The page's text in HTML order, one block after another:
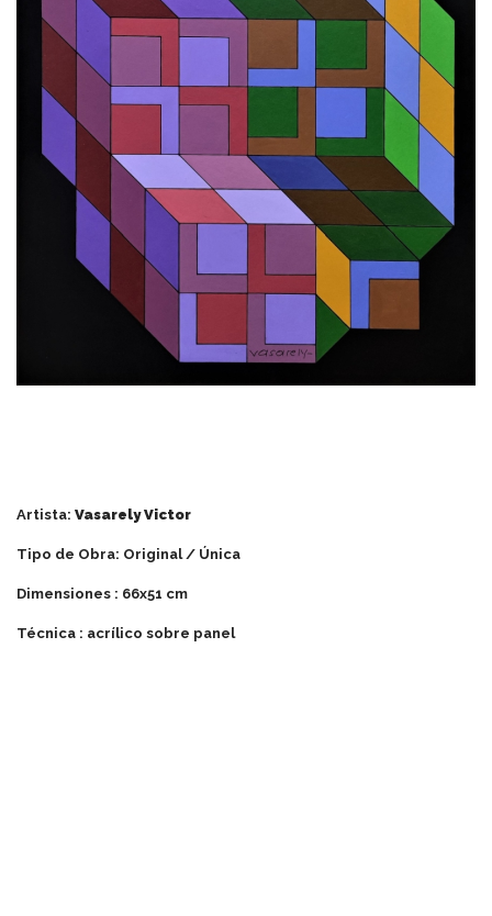
Artista: Vasarely Victor
Tipo de Obra: Original / Única
Dimensiones : 66x51 cm
Técnica : acrílico sobre panel